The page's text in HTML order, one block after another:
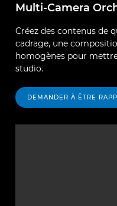
Multi-Camera
Créez des contenus de
cadrage, une
homogènes pour
studio.
DEMANDER À ÊTRE